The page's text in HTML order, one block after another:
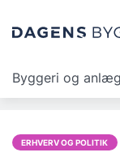
Byggeri og anlæg
ERHVERV OG POLITIK